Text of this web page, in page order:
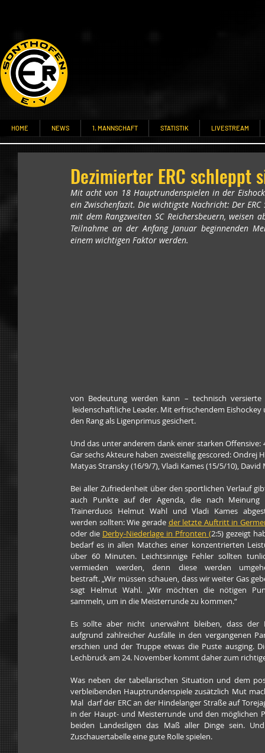
HOME NEWS 1. MANNSCHAFT STATISTIK LIVESTREAM
Dezimierter ERC schleppt
Mit acht von 18 Hauptrundenspielen in der
ein Zwischenfazit. Die wichtigste Nachricht: Der
mit dem Rangzweiten SC Reichersbeuern,
Teilnahme an der Anfang Januar beginnenden
einem wichtigen Faktor werden.
von Bedeutung werden kann – technisch
leidenschaftliche Leader. Mit erfrischendem
den Rang als Ligenprimus gesichert.
Und das unter anderem dank einer starken
Gar sechs Akteure haben zweistellig gescored: Ondrej
Matyas Stransky (16/9/7), Vladi Kames (15/5/10),
Bei aller Zufriedenheit über den sportlichen Verlauf
auch Punkte auf der Agenda, die nach Meinung
Trainerduos Helmut Wahl und Vladi Kames
werden sollten: Wie gerade
oder die Derby-Niederlage in Pfronten (2:5) gezeigt
bedarf es in allen Matches einer konzentrierten
über 60 Minuten. Leichtsinnige Fehler sollten
vermieden werden, denn diese werden
bestraft. „Wir müssen schauen, dass wir weiter Gas
sagt Helmut Wahl. „Wir möchten die nötigen
sammeln, um in die Meisterrunde zu kommen.“
Es sollte aber nicht unerwähnt bleiben, dass der
aufgrund zahlreicher Ausfälle in den vergangenen
erschien und der Truppe etwas die Puste ausging.
Lechbruck am 24. November kommt daher zum
Was neben der tabellarischen Situation und dem
verbleibenden Hauptrundenspiele zusätzlich Mut
Mal  darf der ERC an der Hindelanger Straße auf
in der Haupt- und Meisterrunde und den möglichen
beiden Landesligen das Maß aller Dinge sein.
Zuschauertabelle eine gute Rolle spielen.